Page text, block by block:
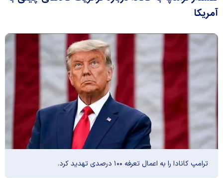
آمریکا
ترامپ کانادا را به اعمال تعرفه ۱۰۰ درصدی تهدید کرد.